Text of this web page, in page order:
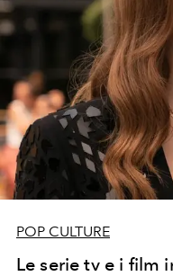
POP CULTURE
Le serie tv e i film